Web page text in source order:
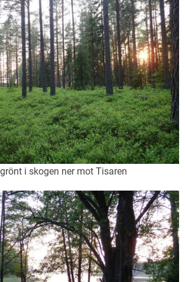
i skogen ner mot Tisaren